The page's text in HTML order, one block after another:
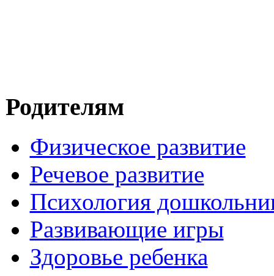
Родителям
Физическое развитие
Речевое развитие
Психология
Развивающие игры
Здоровье ребенка